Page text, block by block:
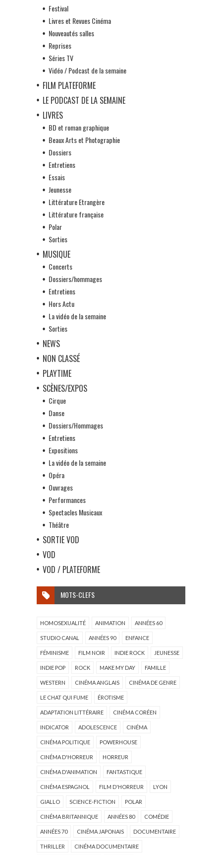
Festival
Livres et Revues Cinéma
Nouveautés salles
Reprises
Séries TV
Vidéo / Podcast de la semaine
FILM PLATEFORME
LE PODCAST DE LA SEMAINE
LIVRES
BD et roman graphique
Beaux Arts et Photographie
Dossiers
Entretiens
Essais
Jeunesse
Littérature Etrangère
Littérature française
Polar
Sorties
MUSIQUE
Concerts
Dossiers/hommages
Entretiens
Hors Actu
La vidéo de la semaine
Sorties
NEWS
NON CLASSÉ
PLAYTIME
SCÈNES/EXPOS
Cirque
Danse
Dossiers/Hommages
Entretiens
Expositions
La vidéo de la semaine
Opéra
Ouvrages
Performances
Spectacles Musicaux
Théâtre
SORTIE VOD
VOD
VOD / PLATEFORME
MOTS-CLEFS
HOMOSEXUALITÉ ANIMATION ANNÉES 60
STUDIO CANAL ANNÉES 90 ENFANCE
FÉMINISME FILM NOIR INDIE ROCK JEUNESSE
INDIE POP ROCK MAKE MY DAY FAMILLE
WESTERN CINÉMA ANGLAIS CINÉMA DE GENRE
LE CHAT QUI FUME ÉROTISME
ADAPTATION LITTÉRAIRE CINÉMA CORÉEN
INDICATOR ADOLESCENCE CINÉMA
CINÉMA POLITIQUE POWERHOUSE
CINÉMA D'HORREUR HORREUR
CINÉMA D'ANIMATION FANTASTIQUE
CINÉMA ESPAGNOL FILM D'HORREUR LYON
GIALLO SCIENCE-FICTION POLAR
CINÉMA BRITANNIQUE ANNÉES 80 COMÉDIE
ANNÉES 70 CINÉMA JAPONAIS DOCUMENTAIRE
THRILLER CINÉMA DOCUMENTAIRE